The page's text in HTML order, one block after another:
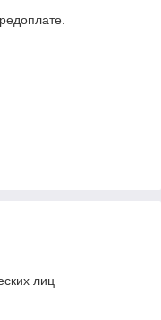
лиц